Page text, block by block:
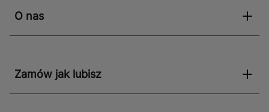
O nas
Zamów jak lubisz